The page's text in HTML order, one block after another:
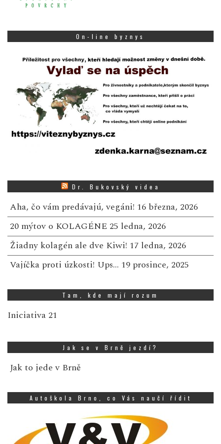
On-line byznys
Dr. Bukovský videa
Aha, čo vám predávajú, vegáni! 16 března, 2026
20 mýtov o KOLAGÉNE 25 ledna, 2026
Žiadny kolagén ale dve Kiwi! 17 ledna, 2026
Vajíčka proti úzkosti! Ups… 19 prosince, 2025
Tam, kde mají rozum
Iniciativa 21
Jak se v Brně jezdí?
Jak to jede v Brně
Autoškola Brno, co Vás naučí řídit